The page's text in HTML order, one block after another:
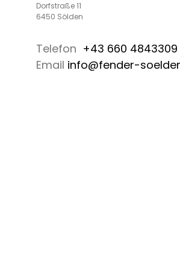
Dorfstraße 11
6450 Sölden
Telefon +43 660 4843309
Email info@fender-